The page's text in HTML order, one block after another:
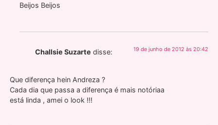
Beijos Beijos
Challsie Suzarte disse: 19 de junho de 2012 às 20:42
Que diferença hein Andreza ?
Cada dia que passa a diferença é mais notóriaa
está linda , amei o look !!!